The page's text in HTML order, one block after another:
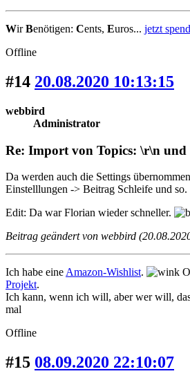
WirBenötigen: Cents, Euros... jetzt
Offline
#14 20.08.2020 10:13:15
webbird
Administrator
Re: Import von Topics: \r\n und
Da werden auch die Settings
Einstelllungen -> Beitrag Schleife und so.
Edit: Da war Florian wieder schneller.
Beitrag geändert von webbird
Ich habe eine Amazon-Wishlist.
Projekt.
Ich kann, wenn ich will, aber wer will,
mal
Offline
#15 08.09.2020 22:10:07